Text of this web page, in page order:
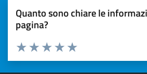
Quanto sono chiare le
pagina?
Valuta 5 stelle su 5
Valuta 4 stelle su 5
Valuta 3 stelle su 5
Valuta 2 stelle su 5
Valuta 1 stelle su 5